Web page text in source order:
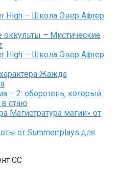
High – Школа Эвер Афтер
– Мистические
High – Школа Эвер Афтер
Жажда
– 2: оборотень, который
в стаю
Магистратура магии» от
от Summerrplays для
СС